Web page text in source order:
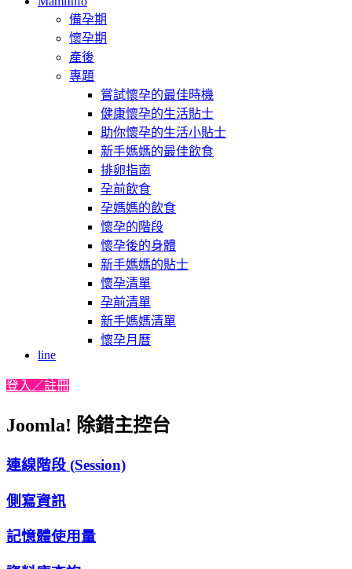
備孕期
懷孕期
產後
專題
嘗試懷孕的最佳時機
健康懷孕的生活貼士
助你懷孕的生活小貼士
新手媽媽的最佳飲食
排卵指南
孕前飲食
孕媽媽的飲食
懷孕的階段
懷孕後的身體
新手媽媽的貼士
懷孕清單
孕前清單
新手媽媽清單
懷孕月曆
line
登入／註冊
Joomla! 除錯主控台
連線階段 (Session)
側寫資訊
記憶體使用量